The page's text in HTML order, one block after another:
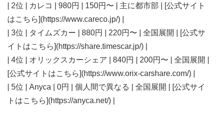
| 2位 | カレコ | 980円 | 150円〜 | 主に都市部 | [公式サイト
はこちら](https://www.careco.jp/) |
| 3位 | タイムズカー | 880円 | 220円〜 | 全国展開 | [公式サ
イトはこちら](https://share.timescar.jp/) |
| 4位 | オリックスカーシェア | 840円 | 200円〜 | 全国展開 |
[公式サイトはこちら](https://www.orix-carshare.com/) |
| 5位 | Anyca | 0円 | 個人間で異なる | 全国展開 | [公式サイ
トはこちら](https://anyca.net/) |